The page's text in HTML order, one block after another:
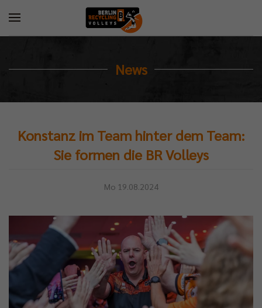
News
Konstanz im Team hinter dem Team:
Sie formen die BR Volleys
Mo 19.08.2024